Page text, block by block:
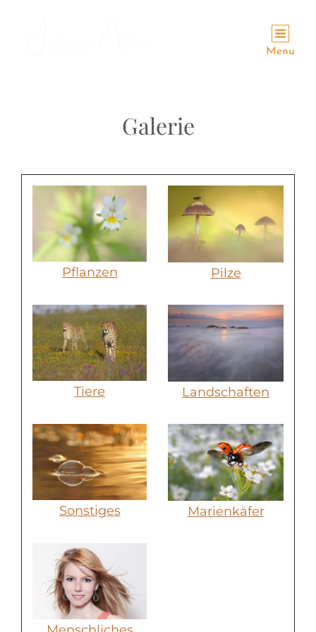
Menu
Galerie
Pflanzen Pilze
Tiere Landschaften
Sonstiges Marienkäfer